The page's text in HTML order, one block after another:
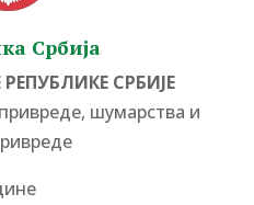
Србија
СРБИЈЕ
шумарства и